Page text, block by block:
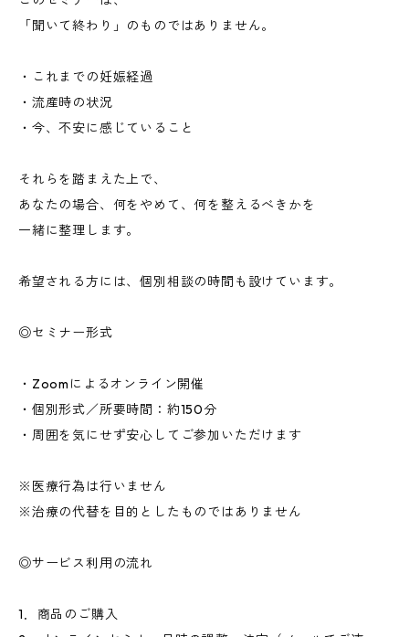
「聞いて終わり」のものではありません。
・これまでの妊娠経過
・流産時の状況
・今、不安に感じていること
それらを踏まえた上で、
あなたの場合、何をやめて、何を整えるべきかを
一緒に整理します。
希望される方には、個別相談の時間も設けています。
◎セミナー形式
・Zoomによるオンライン開催
・個別形式／所要時間：約150分
・周囲を気にせず安心してご参加いただけます
※医療行為は行いません
※治療の代替を目的としたものではありません
◎サービス利用の流れ
1．商品のご購入